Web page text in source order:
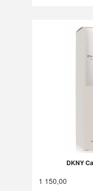
DKNY
1 150,00